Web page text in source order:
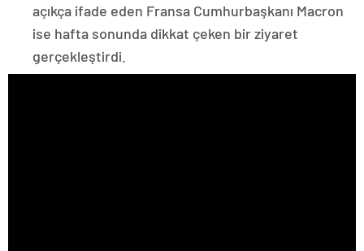
açıkça ifade eden Fransa Cumhurbaşkanı Macron
ise hafta sonunda dikkat çeken bir ziyaret
gerçekleştirdi.